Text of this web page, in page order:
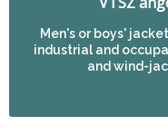
Men's or boys'
industrial and
and wind-